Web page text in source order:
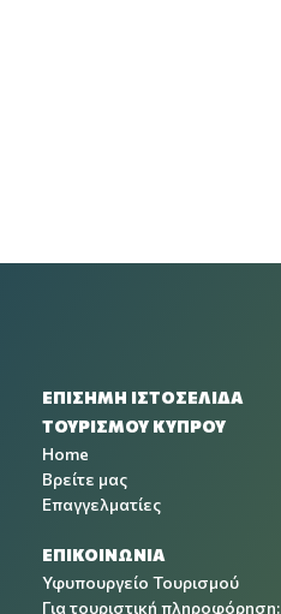
ΕΠΙΣΗΜΗ ΙΣΤΟΣΕΛΙΔΑ
ΤΟΥΡΙΣΜΟΥ ΚΥΠΡΟΥ
Home
Βρείτε μας
Επαγγελματίες
ΕΠΙΚΟΙΝΩΝΙΑ
Υφυπουργείο Τουρισμού
Για τουριστική πληροφόρηση: